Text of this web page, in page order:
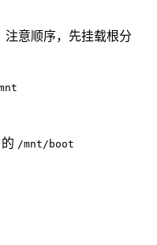
注意顺序，先挂载根分
/mnt/boot